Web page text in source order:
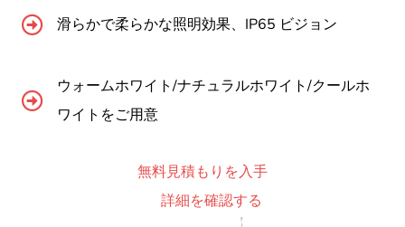
滑らかで柔らかな照明効果、IP65 ビジョン
ウォームホワイト/ナチュラルホワイト/クールホ
ワイトをご用意
無料見積もりを入手
詳細を確認する